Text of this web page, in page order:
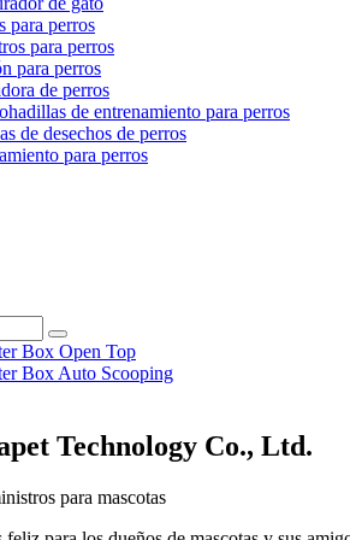
para perros
para perros
de perros
de entrenamiento para perros
de desechos de perros
para perros
Technology Co., Ltd.
para mascotas